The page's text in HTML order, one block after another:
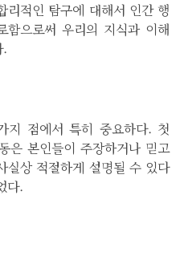
리적인 탐구에 대해서 인간 행
함으로써 우리의 지식과 이해
.
지 점에서 특히 중요하다. 첫
은 본인들이 주장하거나 믿고
실상 적절하게 설명될 수 있다
다.